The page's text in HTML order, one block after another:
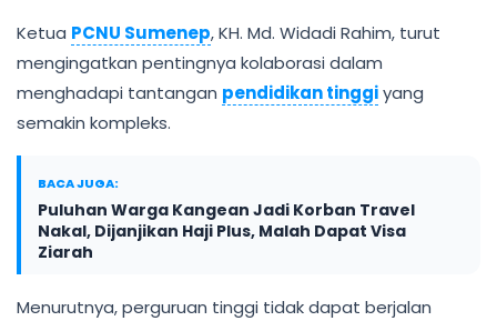
Ketua PCNU Sumenep, KH. Md. Widadi Rahim, turut
mengingatkan pentingnya kolaborasi dalam
menghadapi tantangan pendidikan tinggiyang
semakin kompleks.
BACA JUGA:
Puluhan Warga Kangean Jadi Korban Travel
Nakal, Dijanjikan Haji Plus, Malah Dapat Visa
Ziarah
Menurutnya, perguruan tinggi tidak dapat berjalan